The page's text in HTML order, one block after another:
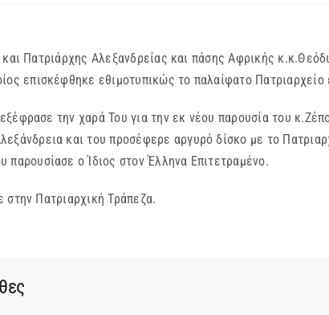
Πατριάρχης Αλεξανδρείας και πάσης Αφρικής
επισκέφθηκε εθιμοτυπικώς το παλαίφατο
την χαρά Του για την εκ νέου παρουσία του
και του προσέφερε αργυρό δίσκο με το
ο Ίδιος στον Έλληνα Επιτετραμένο.
Πατριαρχική Τράπεζα.